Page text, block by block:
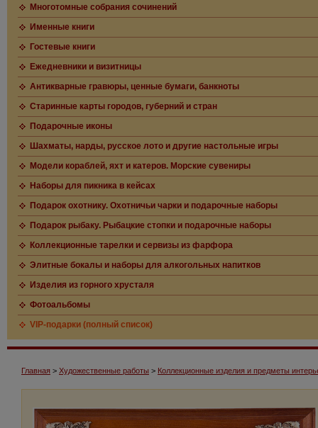
Многотомные собрания сочинений
Именные книги
Гостевые книги
Ежедневники и визитницы
Антикварные гравюры, ценные бумаги, банкноты
Старинные карты городов, губерний и стран
Подарочные иконы
Шахматы, нарды, русское лото и другие настольные игры
Модели кораблей, яхт и катеров. Морские сувениры
Наборы для пикника в кейсах
Подарок охотнику. Охотничьи чарки и подарочные наборы
Подарок рыбаку. Рыбацкие стопки и подарочные наборы
Коллекционные тарелки и сервизы из фарфора
Элитные бокалы и наборы для алкогольных напитков
Изделия из горного хрусталя
Фотоальбомы
VIP-подарки (полный список)
Главная > Художественные работы > Коллекционные изделия и предметы